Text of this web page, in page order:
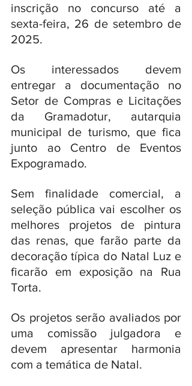
inscrição no concurso até a
sexta-feira, 26 de setembro de
2025.
Os interessados devem
entregar a documentação no
Setor de Compras e Licitações
da Gramadotur, autarquia
municipal de turismo, que fica
junto ao Centro de Eventos
Expogramado.
Sem finalidade comercial, a
seleção pública vai escolher os
melhores projetos de pintura
das renas, que farão parte da
decoração típica do Natal Luz e
ficarão em exposição na Rua
Torta.
Os projetos serão avaliados por
uma comissão julgadora e
devem apresentar harmonia
com a temática de Natal.